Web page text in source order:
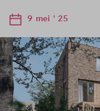
9 mei ' 25